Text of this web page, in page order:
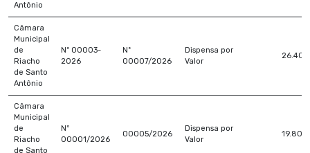
Antônio
Câmara
Municipal
de
Riacho
de Santo
Antônio
Nº 00003-
2026
Nº
00007/2026
Dispensa por
Valor
Câmara
Municipal
de
Riacho
de Santo
Nº
00001/2026
00005/2026
Dispensa por
Valor